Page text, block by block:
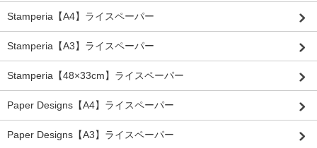
Stamperia【A4】ライスペーパー
Stamperia【A3】ライスペーパー
Stamperia【48×33cm】ライスペーパー
Paper Designs【A4】ライスペーパー
Paper Designs【A3】ライスペーパー